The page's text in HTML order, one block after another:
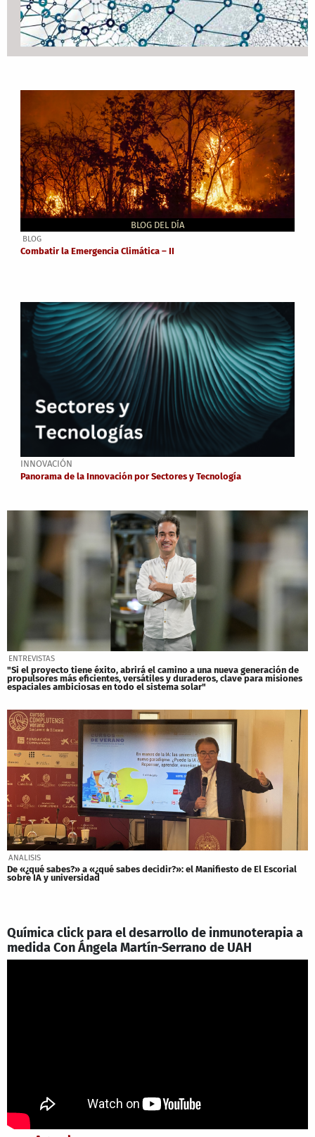
BLOG DEL DÍA
BLOG
Combatir la Emergencia Climática – II
INNOVACIÓN
Panorama de la Innovación por Sectores y Tecnología
ENTREVISTAS
"Si el proyecto tiene éxito, abrirá el camino a una nueva generación de
propulsores más eficientes, versátiles y duraderos, clave para misiones
espaciales ambiciosas en todo el sistema solar"
ANALISIS
De «¿qué sabes?» a «¿qué sabes decidir?»: el Manifiesto de El Escorial
sobre IA y universidad
Química click para el desarrollo de inmunoterapia a
medida Con Ángela Martín-Serrano de UAH